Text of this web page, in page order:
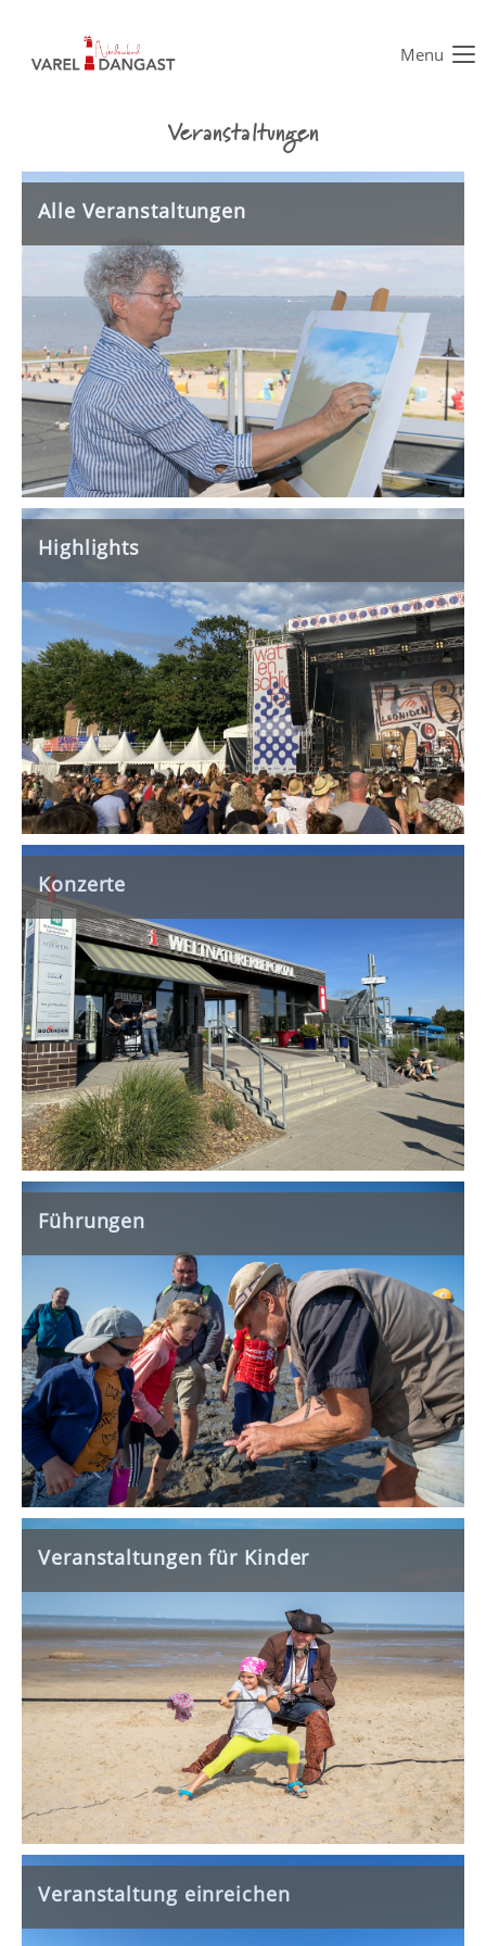
Der Eintrag "offcanvas-col1" existiert leider nicht.
Der Eintrag "offcanvas-col2" existiert leider nicht.
Der Eintrag "offcanvas-col3" existiert leider nicht.
Der Eintrag "offcanvas-col4" existiert leider nicht.
Menu
Veranstaltungen
Alle Veranstaltungen
Highlights
Konzerte
Führungen
Veranstaltungen für Kinder
Veranstaltung einreichen